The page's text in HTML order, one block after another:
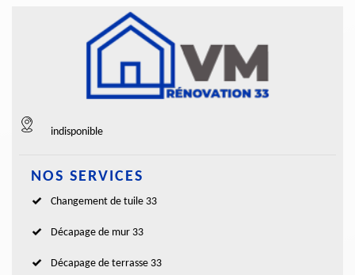
indisponible
NOS SERVICES
Changement de tuile 33
Décapage de mur 33
Décapage de terrasse 33